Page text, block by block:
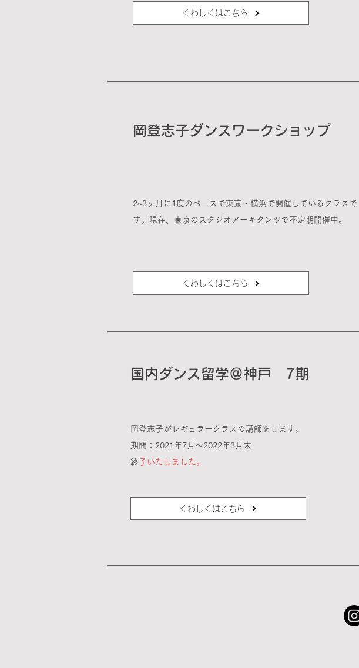
くわしくはこちら
岡登志子ダンスワークショップ
2~3ヶ月に1度のペースで東京・横浜で開催しているクラスで
す。現在、東京のスタジオアーキタンツで不定期開催中。
くわしくはこちら
国内ダンス留学＠神戸 7期
岡登志子がレギュラークラスの講師をします。
期間：2021年7月〜2022年3月末
​ 終了いたしました。
くわしくはこちら